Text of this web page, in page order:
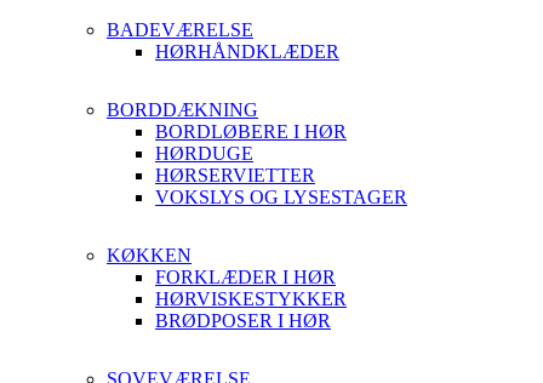
BADEVÆRELSE
HØRHÅNDKLÆDER
BORDDÆKNING
BORDLØBERE I HØR
HØRDUGE
HØRSERVIETTER
VOKSLYS OG LYSESTAGER
KØKKEN
FORKLÆDER I HØR
HØRVISKESTYKKER
BRØDPOSER I HØR
SOVEVÆRELSE